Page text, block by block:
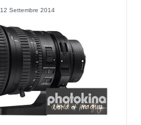
12 Settembre 2014